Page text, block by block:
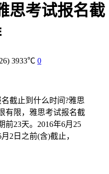
思考试报名截
3933℃ 0
截止到什么时间?雅思
有限，雅思考试报名截
前23天。2016年6月25
2日之前(含)截止，